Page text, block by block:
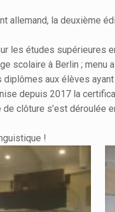
allemand, la deuxième
les études supérieures
scolaire à Berlin ; menu
aux élèves
depuis 2017 la
clôture s’est
!